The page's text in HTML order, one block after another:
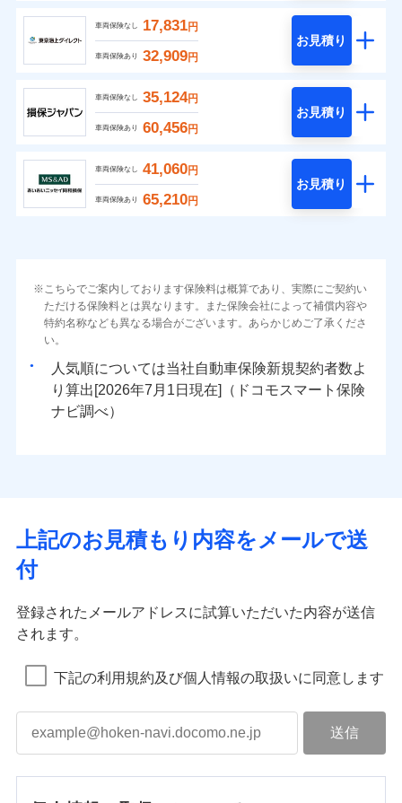
車両保険なし 17,831円
車両保険あり 32,909円
お見積り
車両保険なし 35,124円
車両保険あり 60,456円
お見積り
車両保険なし 41,060円
車両保険あり 65,210円
お見積り
こちらでご案内しております保険料は概算であり、実際にご契約い
ただける保険料とは異なります。また保険会社によって補償内容や
特約名称なども異なる場合がございます。あらかじめご了承くださ
い。
人気順については当社
新規契約者数よ
り算出[
年 月
日現在]（ドコモスマート保険
ナビ調べ）
上記のお見積もり内容をメールで送
付
登録されたメールアドレスに試算いただいた内容が送信
されます。
下記の利用規約及び個人情報の取扱いに同意します